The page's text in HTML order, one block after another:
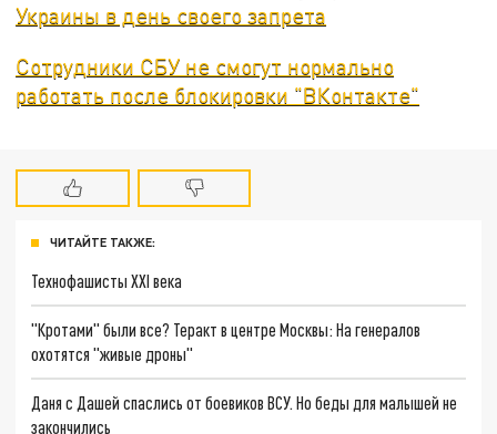
Украины в день своего запрета
Сотрудники СБУ не смогут нормально
работать после блокировки "ВКонтакте"
ЧИТАЙТЕ ТАКЖЕ:
Технофашисты XXI века
"Кротами" были все? Теракт в центре Москвы: На генералов
охотятся "живые дроны"
Даня с Дашей спаслись от боевиков ВСУ. Но беды для малышей не
закончились